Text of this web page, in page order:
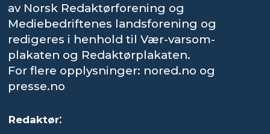
av Norsk Redaktørforening og
Mediebedriftenes landsforening og
redigeres i henhold til Vær-varsom-
plakaten og Redaktørplakaten.
For flere opplysninger: nored.no og
presse.no
Redaktør: